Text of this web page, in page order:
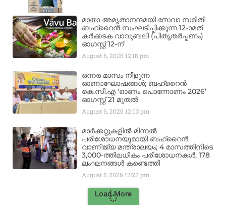
മാതാ അമൃതാനന്ദമയി സേവാ സമിതി
ബഹ്‌റൈൻ സംഘടിപ്പിക്കുന്ന 12-ാമത്
കർക്കടക വാവുബലി (പിതൃതർപ്പണം)
ഓഗസ്റ്റ് 12-ന്
August 6, 2026 12:18 pm
ഒന്നര മാസം നീളുന്ന
ഓണാഘോഷങ്ങൾ; ബഹ്‌റൈൻ
കെ.സി.എ ‘ഓണം പൊന്നോണം 2026’
ഓഗസ്റ്റ് 21 മുതൽ
August 6, 2026 12:03 pm
മാർക്കറ്റുകളിൽ മിന്നൽ
പരിശോധനയുമായി ബഹ്‌റൈൻ
വാണിജ്യ മന്ത്രാലയം; 4 മാസത്തിനിടെ
3,000-ത്തിലധികം പരിശോധനകൾ, 178
ലംഘനങ്ങൾ കണ്ടെത്തി
August 5, 2026 12:22 pm
Load More